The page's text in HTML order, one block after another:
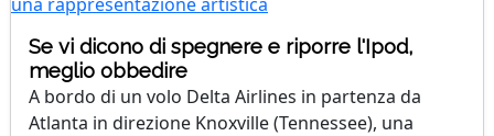
Se vi dicono di spegnere e riporre l'Ipod,
meglio obbedire
A bordo di un volo Delta Airlines in partenza da
Atlanta in direzione Knoxville (Tennessee), una